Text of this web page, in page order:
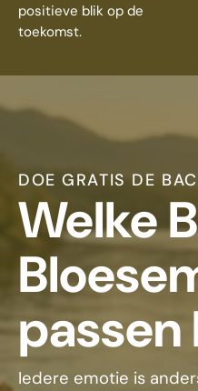
positieve blik op de
toekomst.
DOE GRATIS DE
Welke
passen
Iedere emotie is